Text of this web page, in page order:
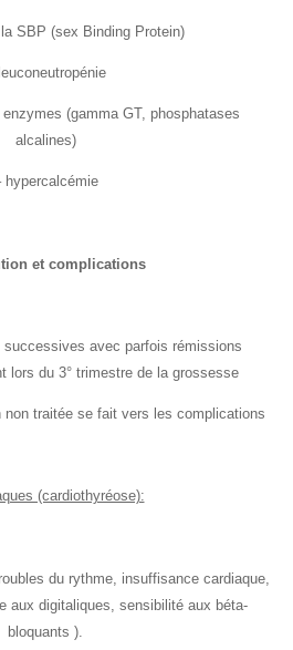
SBP (sex Binding Protein)
(gamma GT, phosphatases
alcalines)
hypercalcémie
et complications
successives avec parfois rémissions
lors du 3° trimestre de la grossesse
non traitée se fait vers les complications
(cardiothyréose):
du rythme, insuffisance cardiaque,
aux digitaliques, sensibilité aux béta-
bloquants ).